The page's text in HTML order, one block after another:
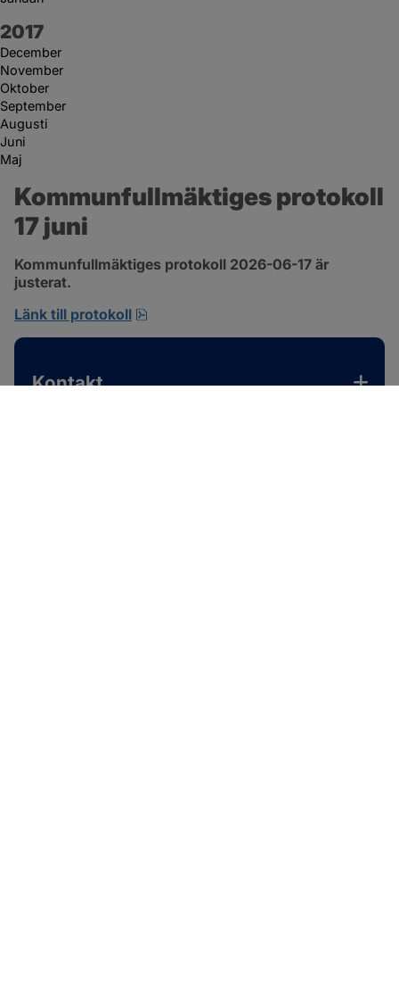
År:
2017
December
November
Oktober
September
Augusti
Juni
Maj
Kommunfullmäktiges protokoll
17 juni
Kommunfullmäktiges protokoll 2026-06-17 är
justerat.
Länk till protokoll
Kontakt